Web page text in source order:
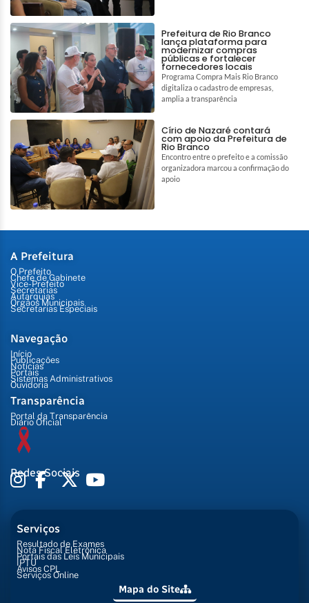
Prefeitura de Rio Branco
lança plataforma para
modernizar compras
públicas e fortalecer
fornecedores locais
Programa Compra Mais Rio Branco
digitaliza o cadastro de empresas,
amplia a transparência
Círio de Nazaré contará
com apoio da Prefeitura de
Rio Branco
Encontro entre o prefeito e a comissão
organizadora marcou a confirmação do
apoio
A Prefeitura
O Prefeito
Chefe de Gabinete
Vice-Prefeito
Secretarias
Autarquias
Órgãos Municipais
Secretarias Especiais
Navegação
Início
Publicações
Notícias
Portais
Sistemas Administrativos
Ouvidoria
Transparência
Portal da Transparência
Diário Oficial
Redes Sociais
Serviços
Resultado de Exames
Nota Fiscal Eletrônica
Portais das Leis Municipais
IPTU
Avisos CPL
Serviços Online
Mapa do Site